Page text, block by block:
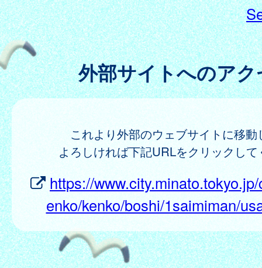
外部サイトへのア
これより外部のウェブサイトに移動
よろしければ下記URLをクリックし
https://
enko/kenko/boshi/1saimiman/